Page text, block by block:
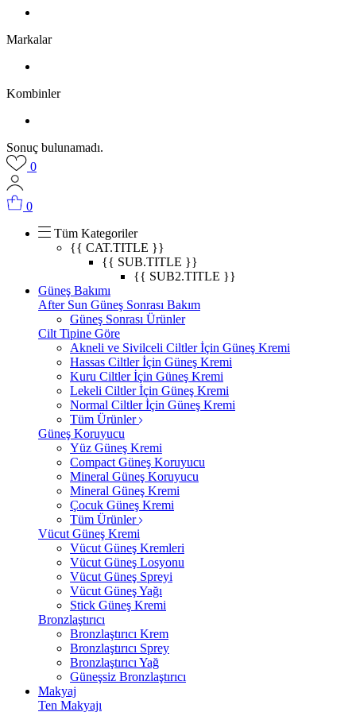
Markalar
Kombinler
Sonuç bulunamadı.
0
0
Tüm Kategoriler
{{ CAT.TITLE }}
{{ SUB.TITLE }}
{{ SUB2.TITLE }}
Güneş Bakımı
After Sun Güneş Sonrası Bakım
Güneş Sonrası Ürünler
Cilt Tipine Göre
Akneli ve Sivilceli Ciltler İçin Güneş Kremi
Hassas Ciltler İçin Güneş Kremi
Kuru Ciltler İçin Güneş Kremi
Lekeli Ciltler İçin Güneş Kremi
Normal Ciltler İçin Güneş Kremi
Tüm Ürünler
Güneş Koruyucu
Yüz Güneş Kremi
Compact Güneş Koruyucu
Mineral Güneş Koruyucu
Mineral Güneş Kremi
Çocuk Güneş Kremi
Tüm Ürünler
Vücut Güneş Kremi
Vücut Güneş Kremleri
Vücut Güneş Losyonu
Vücut Güneş Spreyi
Vücut Güneş Yağı
Stick Güneş Kremi
Bronzlaştırıcı
Bronzlaştırıcı Krem
Bronzlaştırıcı Sprey
Bronzlaştırıcı Yağ
Güneşsiz Bronzlaştırıcı
Makyaj
Ten Makyajı